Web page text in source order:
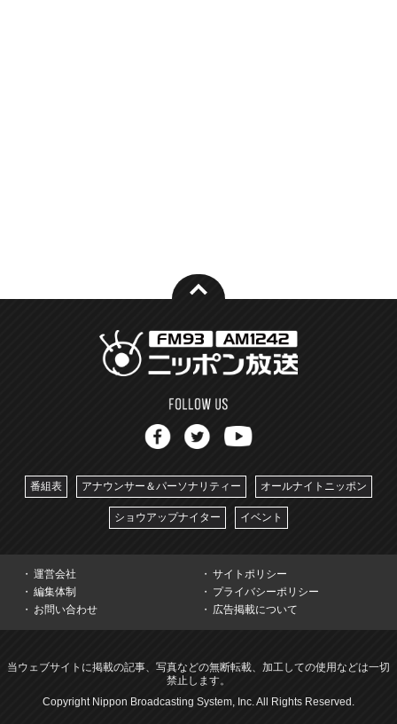
番組表 アナウンサー＆パーソナリティー オールナイトニッポン
ショウアップナイター イベント
運営会社
サイトポリシー
編集体制
プライバシーポリシー
お問い合わせ
広告掲載について
当ウェブサイトに掲載の記事、写真などの無断転載、加工しての使用などは一切
禁止します。
Copyright Nippon Broadcasting System, Inc. All Rights Reserved.